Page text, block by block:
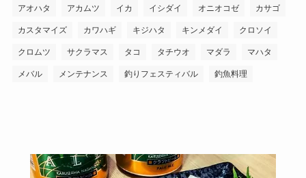
アオハタ アカムツ イカ イシダイ オニオコゼ カサゴ
カスタマイズ カワハギ キジハタ キンメダイ クロソイ
クロムツ サクラマス タコ タチウオ マダラ マハタ
メバル メンテナンス 釣りフェスティバル 釣魚料理